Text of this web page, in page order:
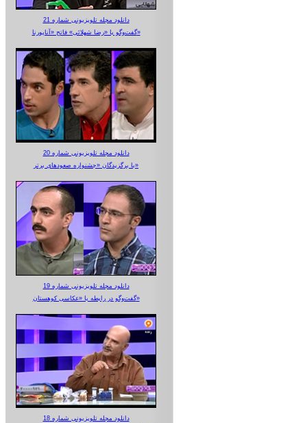
دانلود مجله تلویزیونی شماره 21
گفت‌وگو با «رضا شهلائی» فاتح «آناپورنا»
دانلود مجله تلویزیونی شماره 20
با برگزیدگان «جشنواره صعودهای برتر»
دانلود مجله تلویزیونی شماره 19
گفت‌وگو در رابطه با «عکاسی کوهستان»
دانلود مجله تلویزیونی شماره 18